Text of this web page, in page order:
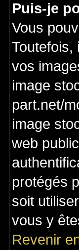
Puis-je
Vous
Toutefois,
vos
image
part.net/
image
web
protégés
soit
vous y
Revenir